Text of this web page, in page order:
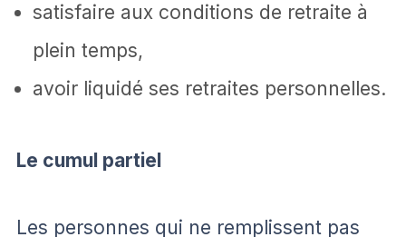
satisfaire aux conditions de retraite à
plein temps,
avoir liquidé ses retraites personnelles.
Le cumul partiel
Les personnes qui ne remplissent pas